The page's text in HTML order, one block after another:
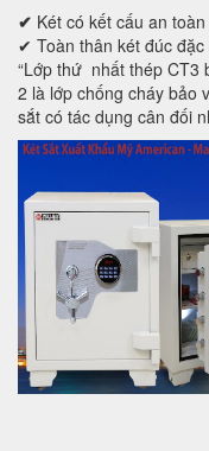
✔ Két có kết cấu an
✔ Toàn thân két đúc
“Lớp thứ nhất thép CT3
2 là lớp chống cháy bảo
sắt có tác dụng cân đối